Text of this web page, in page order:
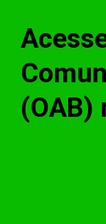
(OAB)